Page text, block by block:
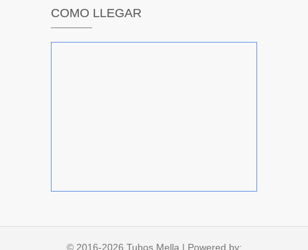
COMO LLEGAR
© 2016-2026 Tubos Mella | Powered by: